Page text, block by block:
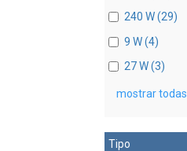
240 W (29)
9 W (4)
27 W (3)
mostrar todas
Tipo